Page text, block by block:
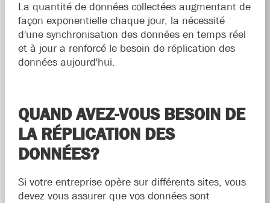
La quantité de données collectées augmentant de
façon exponentielle chaque jour, la nécessité
d'une synchronisation des données en temps réel
et à jour a renforcé le besoin de réplication des
données aujourd'hui.
QUAND AVEZ-VOUS BESOIN DE
LA RÉPLICATION DES
DONNÉES?
Si votre entreprise opère sur différents sites, vous
devez vous assurer que vos données sont